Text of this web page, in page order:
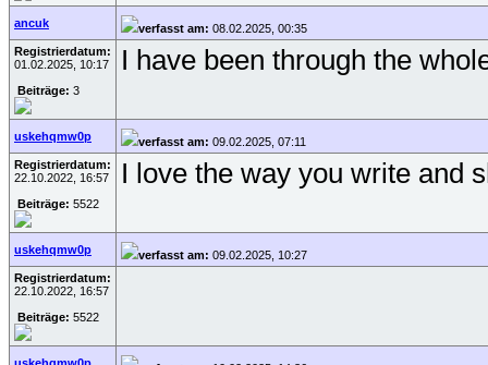
ancuk verfasst am: 08.02.2025, 00:35
Registrierdatum:
01.02.2025, 10:17
Beiträge: 3
I have been through the
uskehqmw0p verfasst am: 09.02.2025, 07:11
Registrierdatum:
22.10.2022, 16:57
Beiträge: 5522
I love the way you write and
uskehqmw0p verfasst am: 09.02.2025, 10:27
Registrierdatum:
22.10.2022, 16:57
Beiträge: 5522